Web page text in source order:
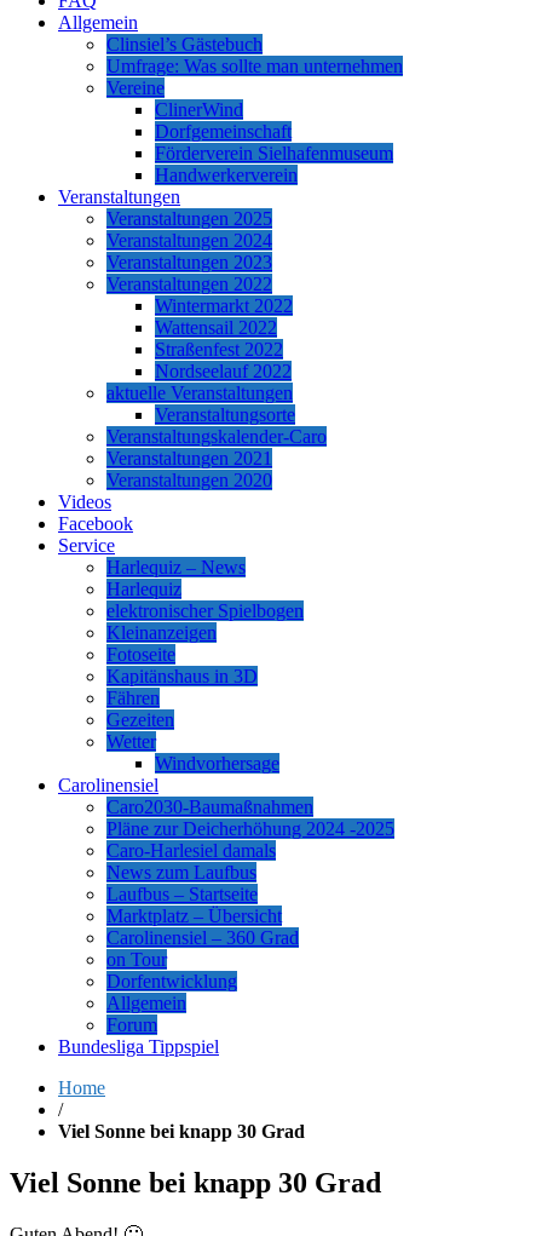
Allgemein
Clinsiel’s Gästebuch
Umfrage: Was sollte man unternehmen
Vereine
ClinerWind
Dorfgemeinschaft
Förderverein Sielhafenmuseum
Handwerkerverein
Veranstaltungen
Veranstaltungen 2025
Veranstaltungen 2024
Veranstaltungen 2023
Veranstaltungen 2022
Wintermarkt 2022
Wattensail 2022
Straßenfest 2022
Nordseelauf 2022
aktuelle Veranstaltungen
Veranstaltungsorte
Veranstaltungskalender-Caro
Veranstaltungen 2021
Veranstaltungen 2020
Videos
Facebook
Service
Harlequiz – News
Harlequiz
elektronischer Spielbogen
Kleinanzeigen
Fotoseite
Kapitänshaus in 3D
Fähren
Gezeiten
Wetter
Windvorhersage
Carolinensiel
Caro2030-Baumaßnahmen
Pläne zur Deicherhöhung 2024 -2025
Caro-Harlesiel damals
News zum Laufbus
Laufbus – Startseite
Marktplatz – Übersicht
Carolinensiel – 360 Grad
on Tour
Dorfentwicklung
Allgemein
Forum
Bundesliga Tippspiel
Home
/
Viel Sonne bei knapp 30 Grad
Viel Sonne bei knapp 30 Grad